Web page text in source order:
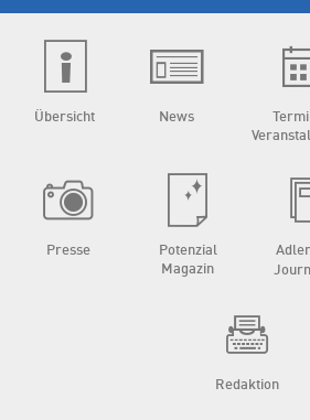
Übersicht News
Presse
Potenzial
Magazin
Redaktion